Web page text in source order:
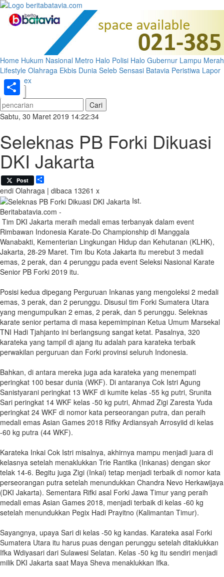
Home Hukum Nasional Metro Halo Polisi Halo Gubernur Lampu Merah
Lifestyle Olahraga Ekbis Dunia Seleb Sensasi Batavia Peristiwa Lapor
Pak Index
«
»
Sabtu, 30 Maret 2019 14:22:34
Seleknas PB Forki Dikuasi
DKI Jakarta
Post
endi Olahraga | dibaca 13261 x
Ist.
Beritabatavia.com -
Tim DKI Jakarta meraih medali emas terbanyak dalam event
Rimbawan Indonesia Karate-Do Championship di Manggala
Wanabakti, Kementerian Lingkungan Hidup dan Kehutanan (KLHK),
Jakarta, 28-29 Maret. Tim Ibu Kota Jakarta itu merebut 3 medali
emas, 2 perak, dan 4 perunggu pada event Seleksi Nasional Karate
Senior PB Forki 2019 itu.
Posisi kedua dipegang Perguruan Inkanas yang mengoleksi 2 medali
emas, 3 perak, dan 2 perunggu. Disusul tim Forki Sumatera Utara
yang mengumpulkan 2 emas, 2 perak, dan 5 perunggu. Seleknas
karate senior pertama di masa kepemimpinan Ketua Umum Marsekal
TNI Hadi Tjahjanto ini berlangsung sangat ketat. Pasalnya, 320
karateka yang tampil di ajang itu adalah para karateka terbaik
perwakilan perguruan dan Forki provinsi seluruh Indonesia.
Bahkan, di antara mereka juga ada karateka yang menempati
peringkat 100 besar dunia (WKF). Di antaranya Cok Istri Agung
Sanistyarani peringkat 13 WKF di kumite kelas -55 kg putri, Srunita
Sari peringkat 14 WKF kelas -50 kg putri, Ahmad Zigi Zaresta Yuda
peringkat 24 WKF di nomor kata perseorangan putra, dan peraih
medali emas Asian Games 2018 Rifky Ardiansyah Arrosyiid di kelas
-60 kg putra (44 WKF).
Karateka Inkai Cok Istri misalnya, akhirnya mampu menjadi juara di
kelasnya setelah menaklukkan Trie Rantika (Inkanas) dengan skor
telak 14-6. Begitu juga Zigi (Inkai) tetap menjadi terbaik di nomor kata
perseorangan putra setelah menundukkan Chandra Nevo Herkawijaya
(DKI Jakarta). Sementara Rifki asal Forki Jawa Timur yang peraih
medali emas Asian Games 2018, menjadi terbaik di kelas -60 kg
setelah menundukkan Pegix Hadi Prayitno (Kalimantan Timur).
Sayangnya, upaya Sari di kelas -50 kg kandas. Karateka asal Forki
Sumatera Utara itu harus puas dengan perunggu setelah ditaklukkan
Ifka Wdiyasari dari Sulawesi Selatan. Kelas -50 kg itu sendiri menjadi
milik DKI Jakarta saat Maya Sheva menaklukkan Ifka.
Share